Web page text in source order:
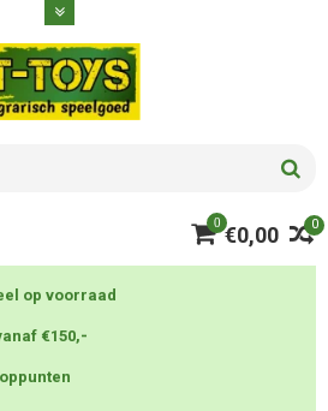
0
0 €0,00
op voorraad
€150,-